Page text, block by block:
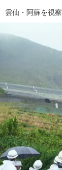
仙・阿蘇を視察